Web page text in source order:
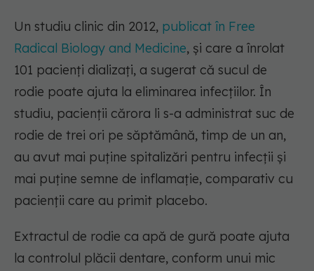
Un studiu clinic din 2012, publicat în Free
Radical Biology and Medicine, și care a înrolat
101 pacienți dializați, a sugerat că sucul de
rodie poate ajuta la eliminarea infecțiilor. În
studiu, pacienții cărora li s-a administrat suc de
rodie de trei ori pe săptămână, timp de un an,
au avut mai puține spitalizări pentru infecții și
mai puține semne de inflamație, comparativ cu
pacienții care au primit placebo.
Extractul de rodie ca apă de gură poate ajuta
la controlul plăcii dentare, conform unui mic